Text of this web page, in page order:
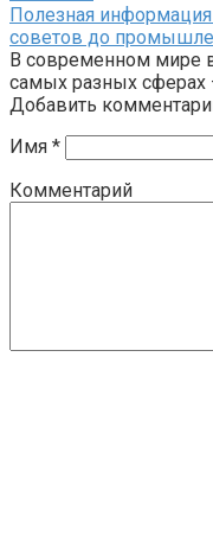
Полезная
советов до
В современном мире
самых разных сферах
Добавить
Имя *
Комментарий